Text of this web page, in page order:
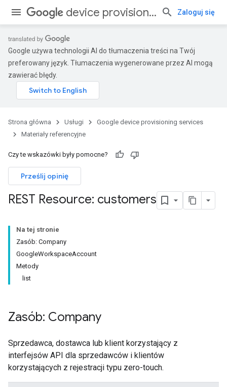
device provisioning services Zaloguj się
Google używa technologii AI do tłumaczenia treści na Twój
preferowany język. Tłumaczenia wygenerowane przez AI mogą
zawierać błędy.
Strona główna Usługi
Google device provisioning services
Materiały referencyjne
Czy te wskazówki były pomocne?
Prześlij opinię
REST Resource: customers
Na tej stronie
Zasób: Company
GoogleWorkspaceAccount
Metody
list
Zasób: Company
Sprzedawca, dostawca lub klient korzystający z
interfejsów API dla sprzedawców i klientów
korzystających z rejestracji typu zero-touch.